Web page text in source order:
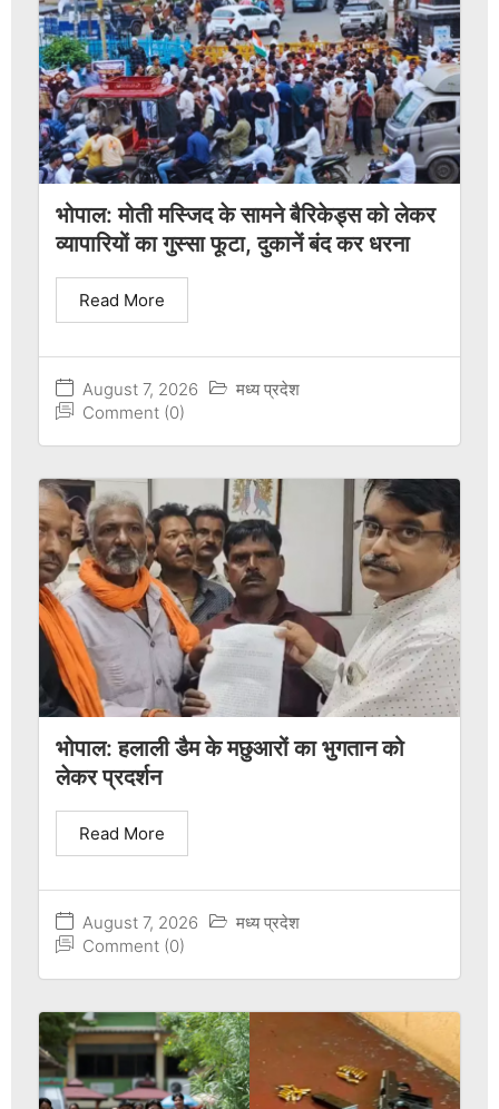
भोपाल: मोती मस्जिद के सामने बैरिकेड्स को लेकर
व्यापारियों का गुस्सा फूटा, दुकानें बंद कर धरना
August 7, 2026
मध्य प्रदेश
Comment (0)
Read More
भोपाल: हलाली डैम के मछुआरों का भुगतान को
लेकर प्रदर्शन
August 7, 2026
मध्य प्रदेश
Comment (0)
Read More